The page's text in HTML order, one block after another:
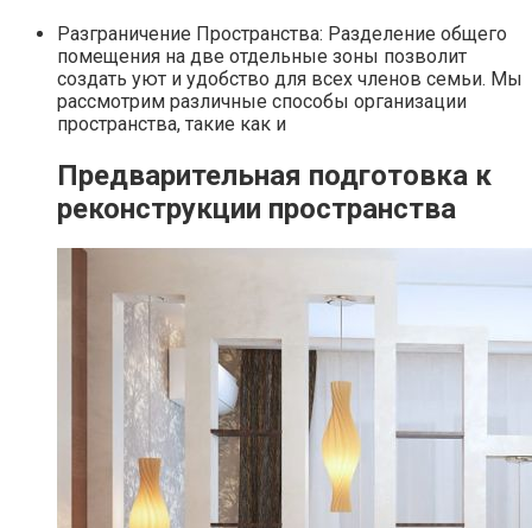
Разграничение Пространства: Разделение общего
помещения на две отдельные зоны позволит
создать уют и удобство для всех членов семьи. Мы
рассмотрим различные способы организации
пространства, такие как и
Предварительная подготовка к
реконструкции пространства